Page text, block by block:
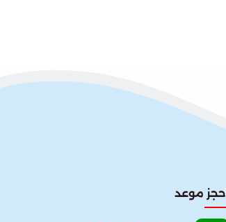
احجز موعد